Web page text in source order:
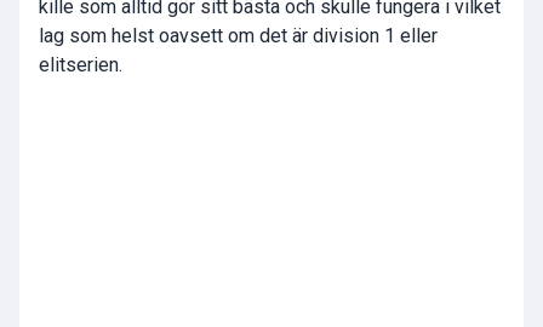
kille som alltid gör sitt bästa och skulle fungera i vilket
lag som helst oavsett om det är division 1 eller
elitserien.